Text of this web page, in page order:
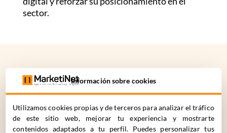
sector.
¿CÓMOPODEMOS
AYUDARTE?
Información sobre cookies
Utilizamos cookies propias y de terceros para analizar el tráfico
de este sitio web, mejorar tu experiencia y mostrarte
contenidos adaptados a tu perfil. Puedes personalizar tus